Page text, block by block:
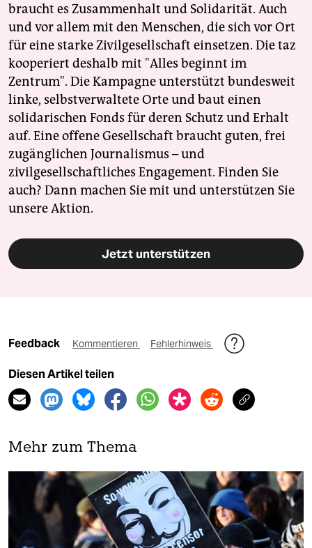
braucht es Zusammenhalt und Solidarität. Auch
und vor allem mit den Menschen, die sich vor Ort
für eine starke Zivilgesellschaft einsetzen. Die taz
kooperiert deshalb mit "Alles beginnt im
Zentrum". Die Kampagne unterstützt bundesweit
linke, selbstverwaltete Orte und baut einen
solidarischen Fonds für deren Schutz und Erhalt
auf. Eine offene Gesellschaft braucht guten, frei
zugänglichen Journalismus – und
zivilgesellschaftliches Engagement. Finden Sie
auch? Dann machen Sie mit und unterstützen Sie
unsere Aktion.
Jetzt unterstützen
Feedback Kommentieren Fehlerhinweis
Diesen Artikel teilen
Mehr zum Thema